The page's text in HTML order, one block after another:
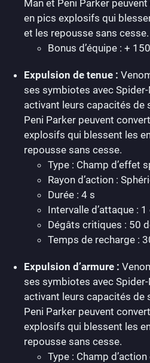
Man et Peni Parker
en pics explosifs qui
et les repousse sans cesse.
Bonus d’équipe : +
Expulsion de tenue :
ses symbiotes avec
activant leurs capacités de
Peni Parker peuvent
explosifs qui blessent les
repousse sans cesse.
Type : Champ d’effet
Rayon d’action :
Durée : 4 s
Intervalle d’attaque :
Dégâts critiques : 50
Temps de recharge :
Expulsion d’armure :
ses symbiotes avec
activant leurs capacités de
Peni Parker peuvent
explosifs qui blessent les
repousse sans cesse.
Type : Champ